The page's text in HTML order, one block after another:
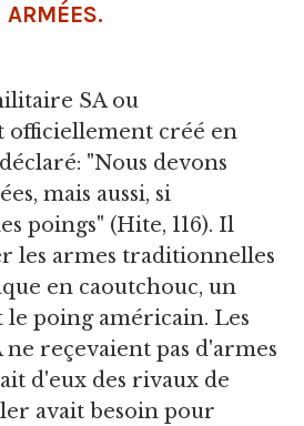
ARMÉES.
SA ou
créé en
"Nous devons
mais aussi, si
poings" (Hite, 116). Il
les armes traditionnelles
en caoutchouc, un
le poing américain. Les
ne reçevaient pas d'armes
d'eux des rivaux de
avait besoin pour